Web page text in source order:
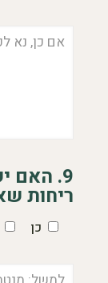
9. האם
ריחות
כן